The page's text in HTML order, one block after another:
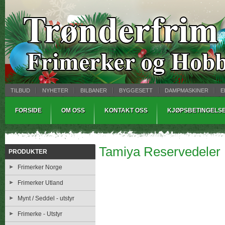
TILBUD NYHETER BILBANER BYGGESETT DAMPMASKINER
FORSIDE OM OSS KONTAKT OSS
PRODUKTER
Frimerker Norge
Frimerker Utland
Mynt / Seddel - utstyr
Frimerke - Utstyr
Tamiya Reservedeler